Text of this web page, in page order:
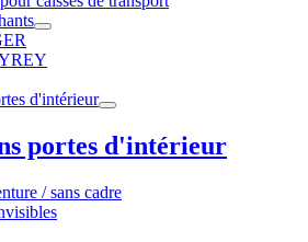
d'intérieur
portes d'intérieur
/ sans cadre